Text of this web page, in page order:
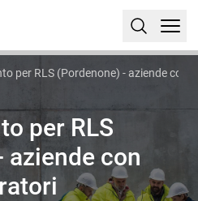
per RLS (Pordenone) - aziende con
per RLS
aziende con